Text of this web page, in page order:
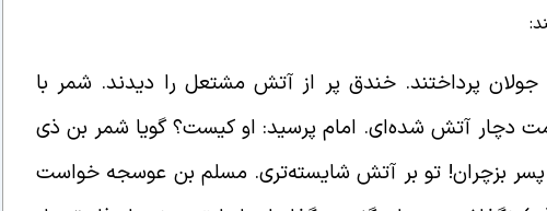
جولان پرداختند. خندق پر از آتش مشتعل را دیدند. شمر با
دچار آتش شده‌ای. امام پرسید: او کیست؟ گویا شمر بن ذی
پسر بزچران! تو بر آتش شایسته‌تری. مسلم بن عوسجه خواست